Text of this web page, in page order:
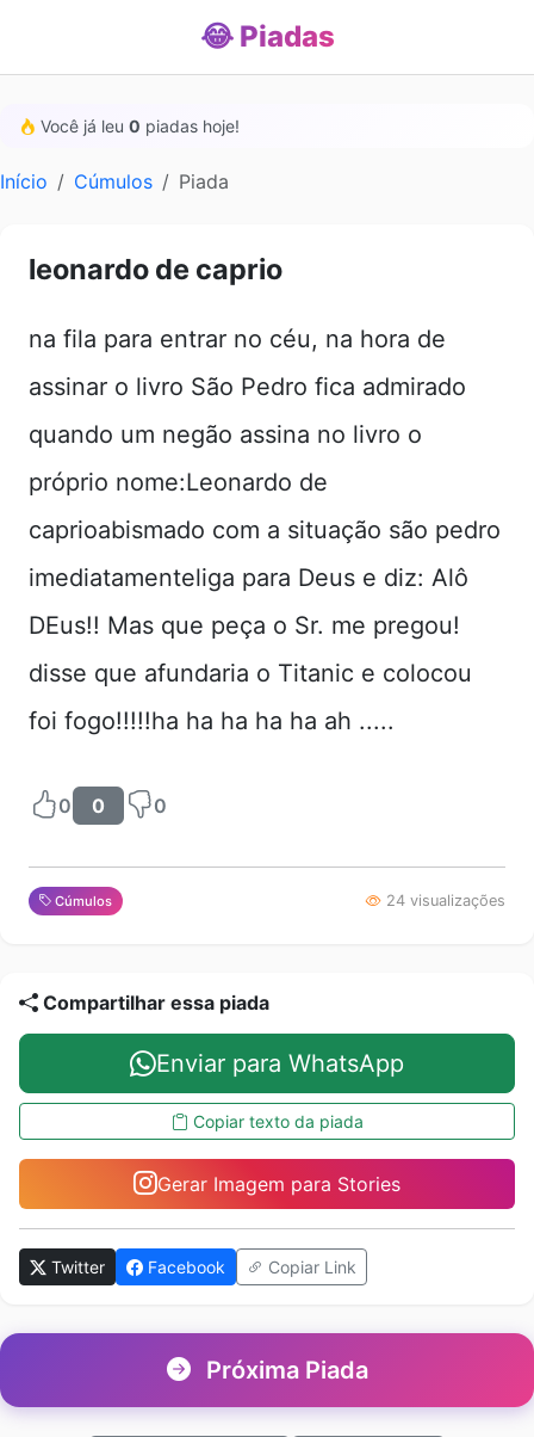
😂 Piadas
Você já leu 0 piadas hoje!
Início Cúmulos Piada
leonardo de caprio
na fila para entrar no céu, na hora de
assinar o livro São Pedro fica admirado
quando um negão assina no livro o
próprio nome:Leonardo de
caprioabismado com a situação são pedro
imediatamenteliga para Deus e diz: Alô
DEus!! Mas que peça o Sr. me pregou!
disse que afundaria o Titanic e colocou
foi fogo!!!!!ha ha ha ha ha ah .....
0 0 0
Cúmulos 24 visualizações
Compartilhar essa piada
Enviar para WhatsApp
Copiar texto da piada
Gerar Imagem para Stories
Twitter Facebook Copiar Link
Próxima Piada